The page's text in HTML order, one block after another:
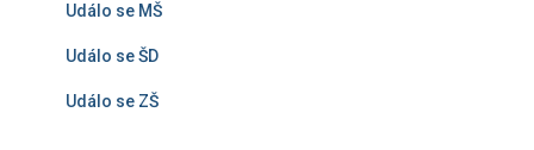
Událo se MŠ
Událo se ŠD
Událo se ZŠ